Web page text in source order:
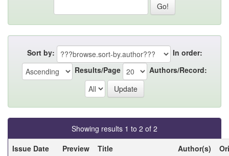
Sort by:
In order:
Results/Page
Authors/Record:
Showing results 1 to 2 of 2
Issue Date
Preview Title Author(s)